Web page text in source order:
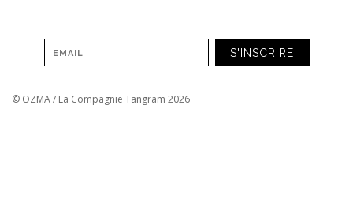
© OZMA / La Compagnie Tangram 2026